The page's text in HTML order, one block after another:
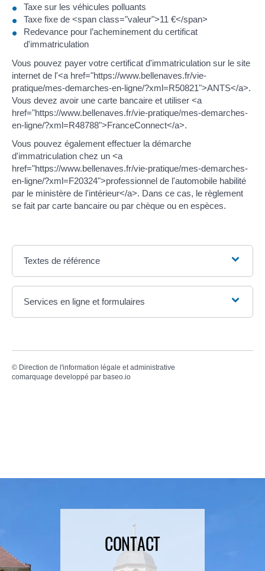
Taxe sur les véhicules polluants
Taxe fixe de <span class="valeur">11 €</span>
Redevance pour l’acheminement du certificat
d'immatriculation
Vous pouvez payer votre certificat d'immatriculation sur le site
internet de l'<a href="https://www.bellenaves.fr/vie-
pratique/mes-demarches-en-ligne/?xml=R50821">ANTS</a>.
Vous devez avoir une carte bancaire et utiliser <a
href="https://www.bellenaves.fr/vie-pratique/mes-demarches-
en-ligne/?xml=R48788">FranceConnect</a>.
Vous pouvez également effectuer la démarche
d'immatriculation chez un <a
href="https://www.bellenaves.fr/vie-pratique/mes-demarches-
en-ligne/?xml=F20324">professionnel de l'automobile habilité
par le ministère de l'intérieur</a>. Dans ce cas, le règlement
se fait par carte bancaire ou par chèque ou en espèces.
Textes de référence
Services en ligne et formulaires
© Direction de l'information légale et administrative
comarquage developpé par baseo.io
CONTACT